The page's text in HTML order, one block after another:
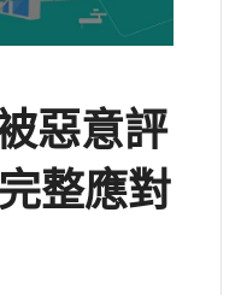
惡意評
整應對